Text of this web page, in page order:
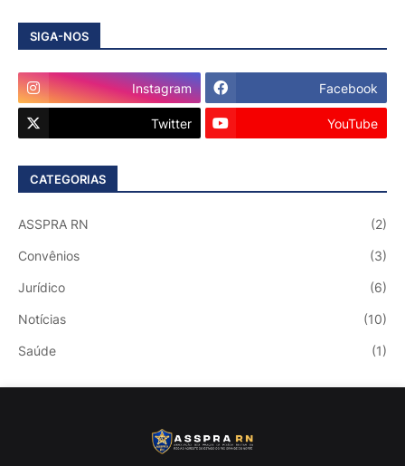
SIGA-NOS
Instagram Facebook
Twitter YouTube
CATEGORIAS
ASSPRA RN (2)
Convênios (3)
Jurídico (6)
Notícias (10)
Saúde (1)